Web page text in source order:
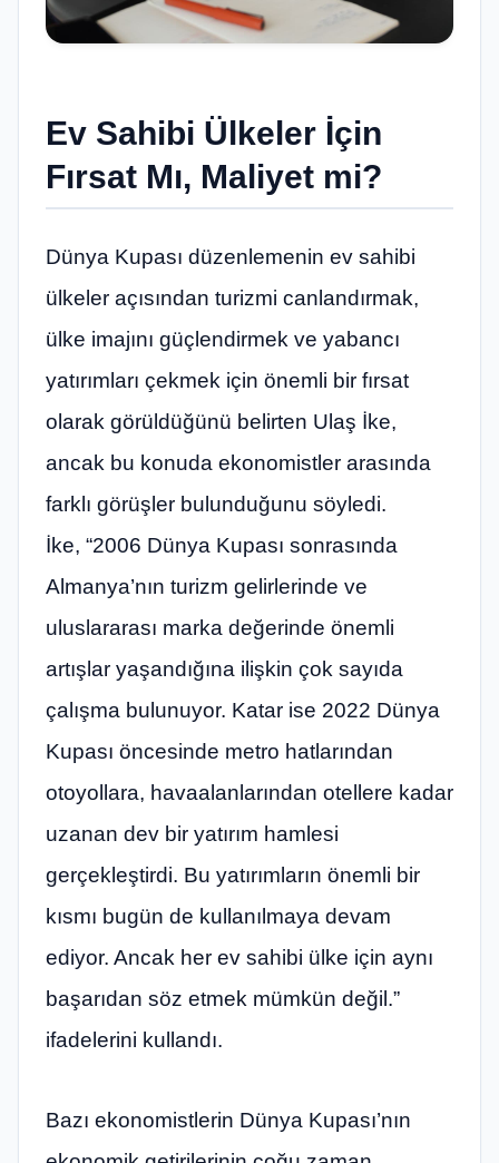
Ev Sahibi Ülkeler İçin
Fırsat Mı, Maliyet mi?
Dünya Kupası düzenlemenin ev sahibi
ülkeler açısından turizmi canlandırmak,
ülke imajını güçlendirmek ve yabancı
yatırımları çekmek için önemli bir fırsat
olarak görüldüğünü belirten Ulaş İke,
ancak bu konuda ekonomistler arasında
farklı görüşler bulunduğunu söyledi.
İke, “2006 Dünya Kupası sonrasında
Almanya’nın turizm gelirlerinde ve
uluslararası marka değerinde önemli
artışlar yaşandığına ilişkin çok sayıda
çalışma bulunuyor. Katar ise 2022 Dünya
Kupası öncesinde metro hatlarından
otoyollara, havaalanlarından otellere kadar
uzanan dev bir yatırım hamlesi
gerçekleştirdi. Bu yatırımların önemli bir
kısmı bugün de kullanılmaya devam
ediyor. Ancak her ev sahibi ülke için aynı
başarıdan söz etmek mümkün değil.”
ifadelerini kullandı.
Bazı ekonomistlerin Dünya Kupası’nın